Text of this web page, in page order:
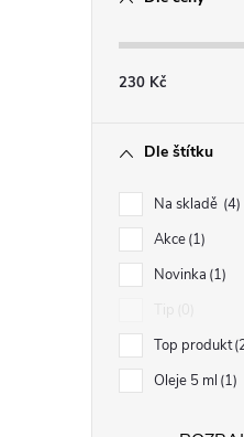
230 Kč
Dle štítku
Na skladě 4
Akce 1
Novinka 1
Top produkt
Oleje 5 ml 1